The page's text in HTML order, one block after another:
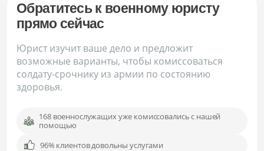
Обратитесь к военному юристу
прямо сейчас
Юрист изучит ваше дело и предложит
возможные варианты, чтобы комиссоваться
солдату-срочнику из армии по состоянию
здоровья.
168 военнослужащих уже комиссовались с нашей
помощью
96% клиентов довольны услугами